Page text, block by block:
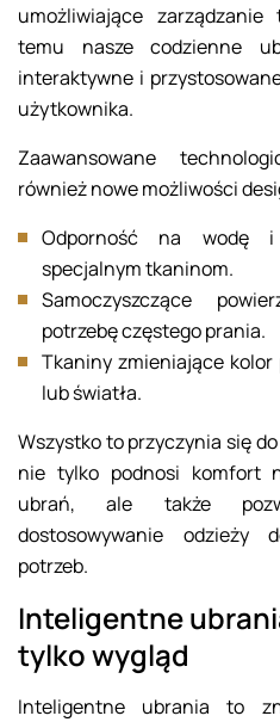
umożliwiające zarządzanie
temu nasze codzienne
interaktywne i
użytkownika.
Zaawansowane
również nowe możliwości
Odporność na wodę i
specjalnym tkaninom.
Samoczyszczące
potrzebę częstego prania.
Tkaniny zmieniające
lub światła.
Wszystko to przyczynia się
nie tylko podnosi komfort
ubrań, ale także
dostosowywanie odzieży
potrzeb.
Inteligentne
tylko wygląd
Inteligentne ubrania to